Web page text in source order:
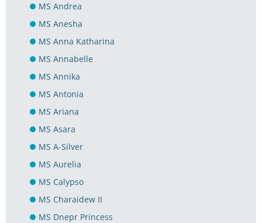
MS Andrea
MS Anesha
MS Anna Katharina
MS Annabelle
MS Annika
MS Antonia
MS Ariana
MS Asara
MS A-Silver
MS Aurelia
MS Calypso
MS Charaidew II
MS Dnepr Princess